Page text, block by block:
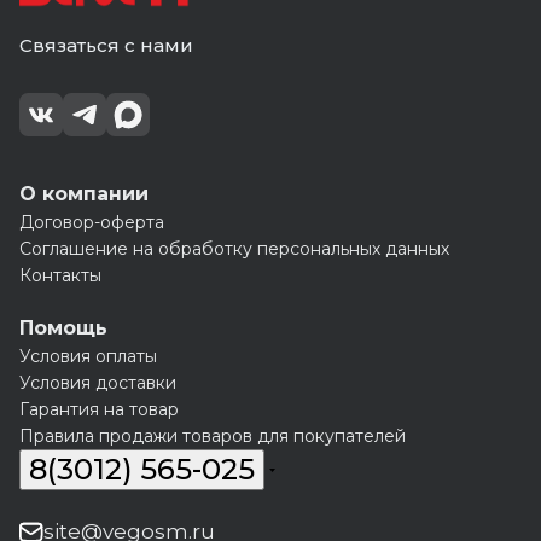
Связаться с нами
О компании
Договор-оферта
Соглашение на обработку персональных данных
Контакты
Помощь
Условия оплаты
Условия доставки
Гарантия на товар
Правила продажи товаров для покупателей
8(3012) 565-025
site@vegosm.ru